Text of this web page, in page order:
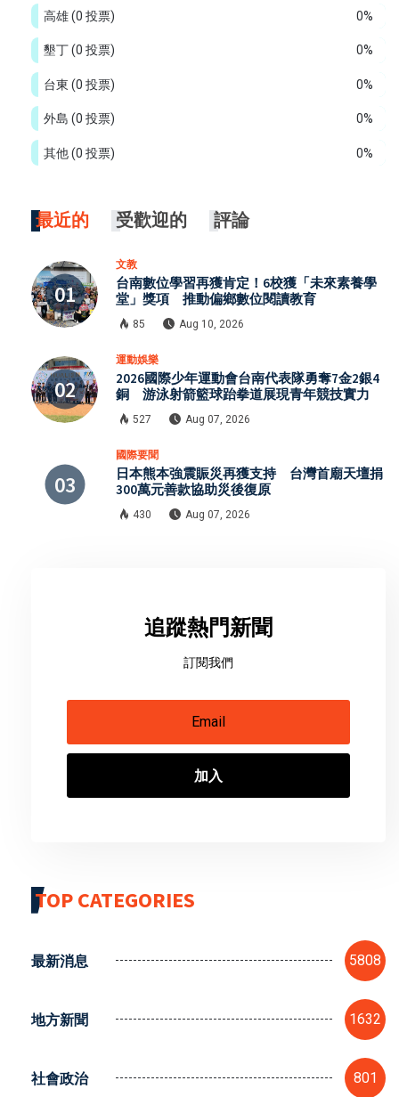
0%
高雄(0 投票)
0%
墾丁(0 投票)
0%
台東 (0 投票)
0%
外島 (0 投票)
0%
其他(0 投票)
最近的 受歡迎的 評論
文教
台南數位學習再獲肯定！6校獲「未來素養學
堂」獎項 推動偏鄉數位閱讀教育
85 Aug 10, 2026
運動娛樂
2026國際少年運動會台南代表隊勇奪7金2銀4
銅 游泳射箭籃球跆拳道展現青年競技實力
527 Aug 07, 2026
國際要聞
日本熊本強震賑災再獲支持 台灣首廟天壇捐
300萬元善款協助災後復原
430 Aug 07, 2026
追蹤熱門新聞
訂閱我們
加入
TOP CATEGORIES
最新消息 5808
地方新聞 1632
社會政治 801